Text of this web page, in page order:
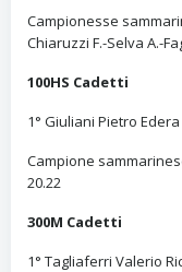
Campionesse
Chiaruzzi F.-Selva A.-
100HS Cadetti
1° Giuliani Pietro
Campione
20.22
300M Cadetti
1° Tagliaferri Valerio